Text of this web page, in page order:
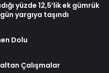
yüzde 12,5’lik ek gümrük
yargıya taşındı
Dolu
Çalışmalar